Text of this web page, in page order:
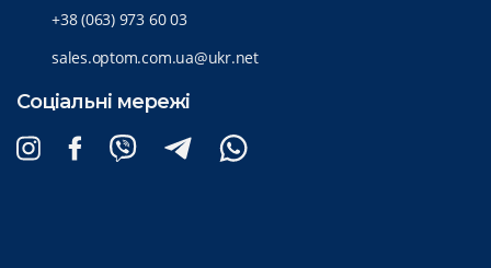
+38 (063) 973 60 03
sales.optom.com.ua@ukr.net
Соціальні мережі